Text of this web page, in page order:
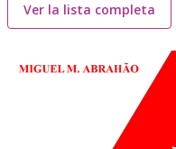
Ver la lista completa